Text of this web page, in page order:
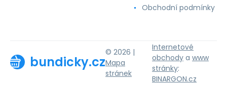
Obchodní podmínky
bundicky.cz
© 2026 |
Mapa
stránek
Internetové
obchody a www
stránky:
BINARGON.cz